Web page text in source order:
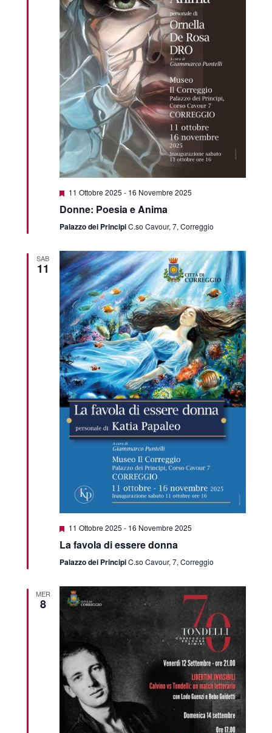
Featured
11 Ottobre 2025 - 16 Novembre 2025
Donne: Poesia e Anima
Palazzo dei PrincipiC.so Cavour, 7, Correggio
SAB
11
Featured
11 Ottobre 2025 - 16 Novembre 2025
La favola di essere donna
Palazzo dei PrincipiC.so Cavour, 7, Correggio
MER
8